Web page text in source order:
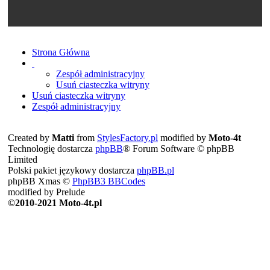
Strona Główna
Zespół administracyjny
Usuń ciasteczka witryny
Usuń ciasteczka witryny
Zespół administracyjny
Created by Matti from StylesFactory.pl modified by Moto-4t
Technologię dostarcza phpBB® Forum Software © phpBB
Limited
Polski pakiet językowy dostarcza phpBB.pl
phpBB Xmas © PhpBB3 BBCodes
modified by Prelude
©2010-2021 Moto-4t.pl